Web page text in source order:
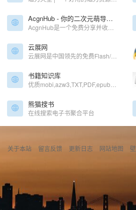
AcgnHub - 你的二次元萌导航姬！
云展网
书籍知识库
熊猫搜书
在线搜索电子书聚合平台
关于本站 留言反馈 更新日志 网站地图